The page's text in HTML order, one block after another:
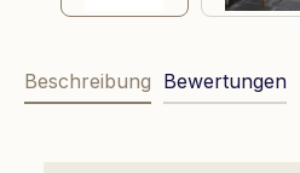
Beschreibung Bewertungen